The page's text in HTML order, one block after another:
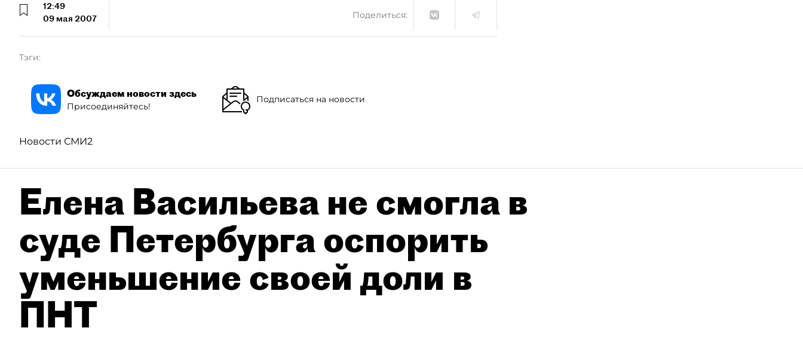
12:49
09 мая 2007
Поделиться:
Тэги:
Обсуждаем новости здесь
Присоединяйтесь!
Подписаться на новости
Новости СМИ2
Елена Васильева не смогла в
суде Петербурга оспорить
уменьшение своей доли в
ПНТ